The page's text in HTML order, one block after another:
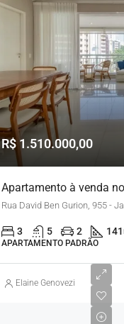
R$ 1.510.000,00
Apartamento à venda
3 5 2 141
APARTAMENTO PADRÃO
Elaine Genovezi